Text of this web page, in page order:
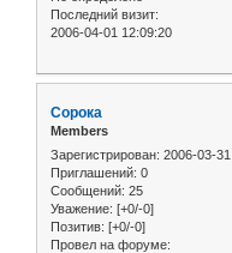
Последний визит:
2006-04-01 12:09:20
Сорока
Members
Зарегистрирован: 2006-03-31
Приглашений: 0
Сообщений: 25
Уважение: [+0/-0]
Позитив: [+0/-0]
Провел на форуме: